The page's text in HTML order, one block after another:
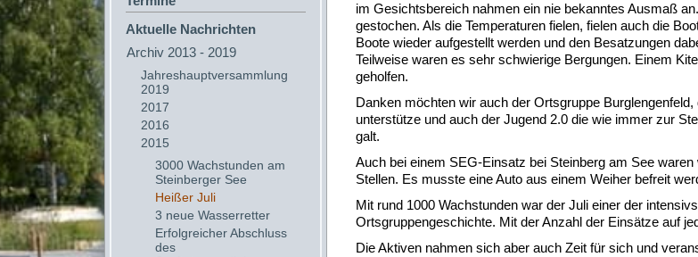
Aktuelle Nachrichten
Archiv 2013 - 2019
Jahreshauptversammlung
2019
2017
2016
2015
3000 Wachstunden am
Steinberger See
Heißer Juli
3 neue Wasserretter
Erfolgreicher Abschluss
des
im Gesichtsbereich nahmen ein nie bekanntes Ausmaß
gestochen. Als die Temperaturen fielen, fielen auch die
Boote wieder aufgestellt werden und den Besatzungen
Teilweise waren es sehr schwierige Bergungen. Einem
geholfen.
Danken möchten wir auch der Ortsgruppe
unterstütze und auch der Jugend 2.0 die wie immer zur
galt.
Auch bei einem SEG-Einsatz bei Steinberg am See
Stellen. Es musste eine Auto aus einem Weiher befreit
Mit rund 1000 Wachstunden war der Juli einer der
Ortsgruppengeschichte. Mit der Anzahl der Einsätze auf
Die Aktiven nahmen sich aber auch Zeit für sich und